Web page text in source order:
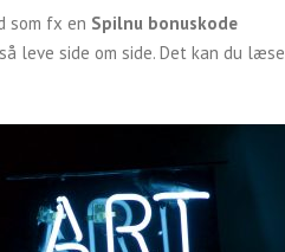
som fx en Spilnu bonuskode
leve side om side. Det kan du læse